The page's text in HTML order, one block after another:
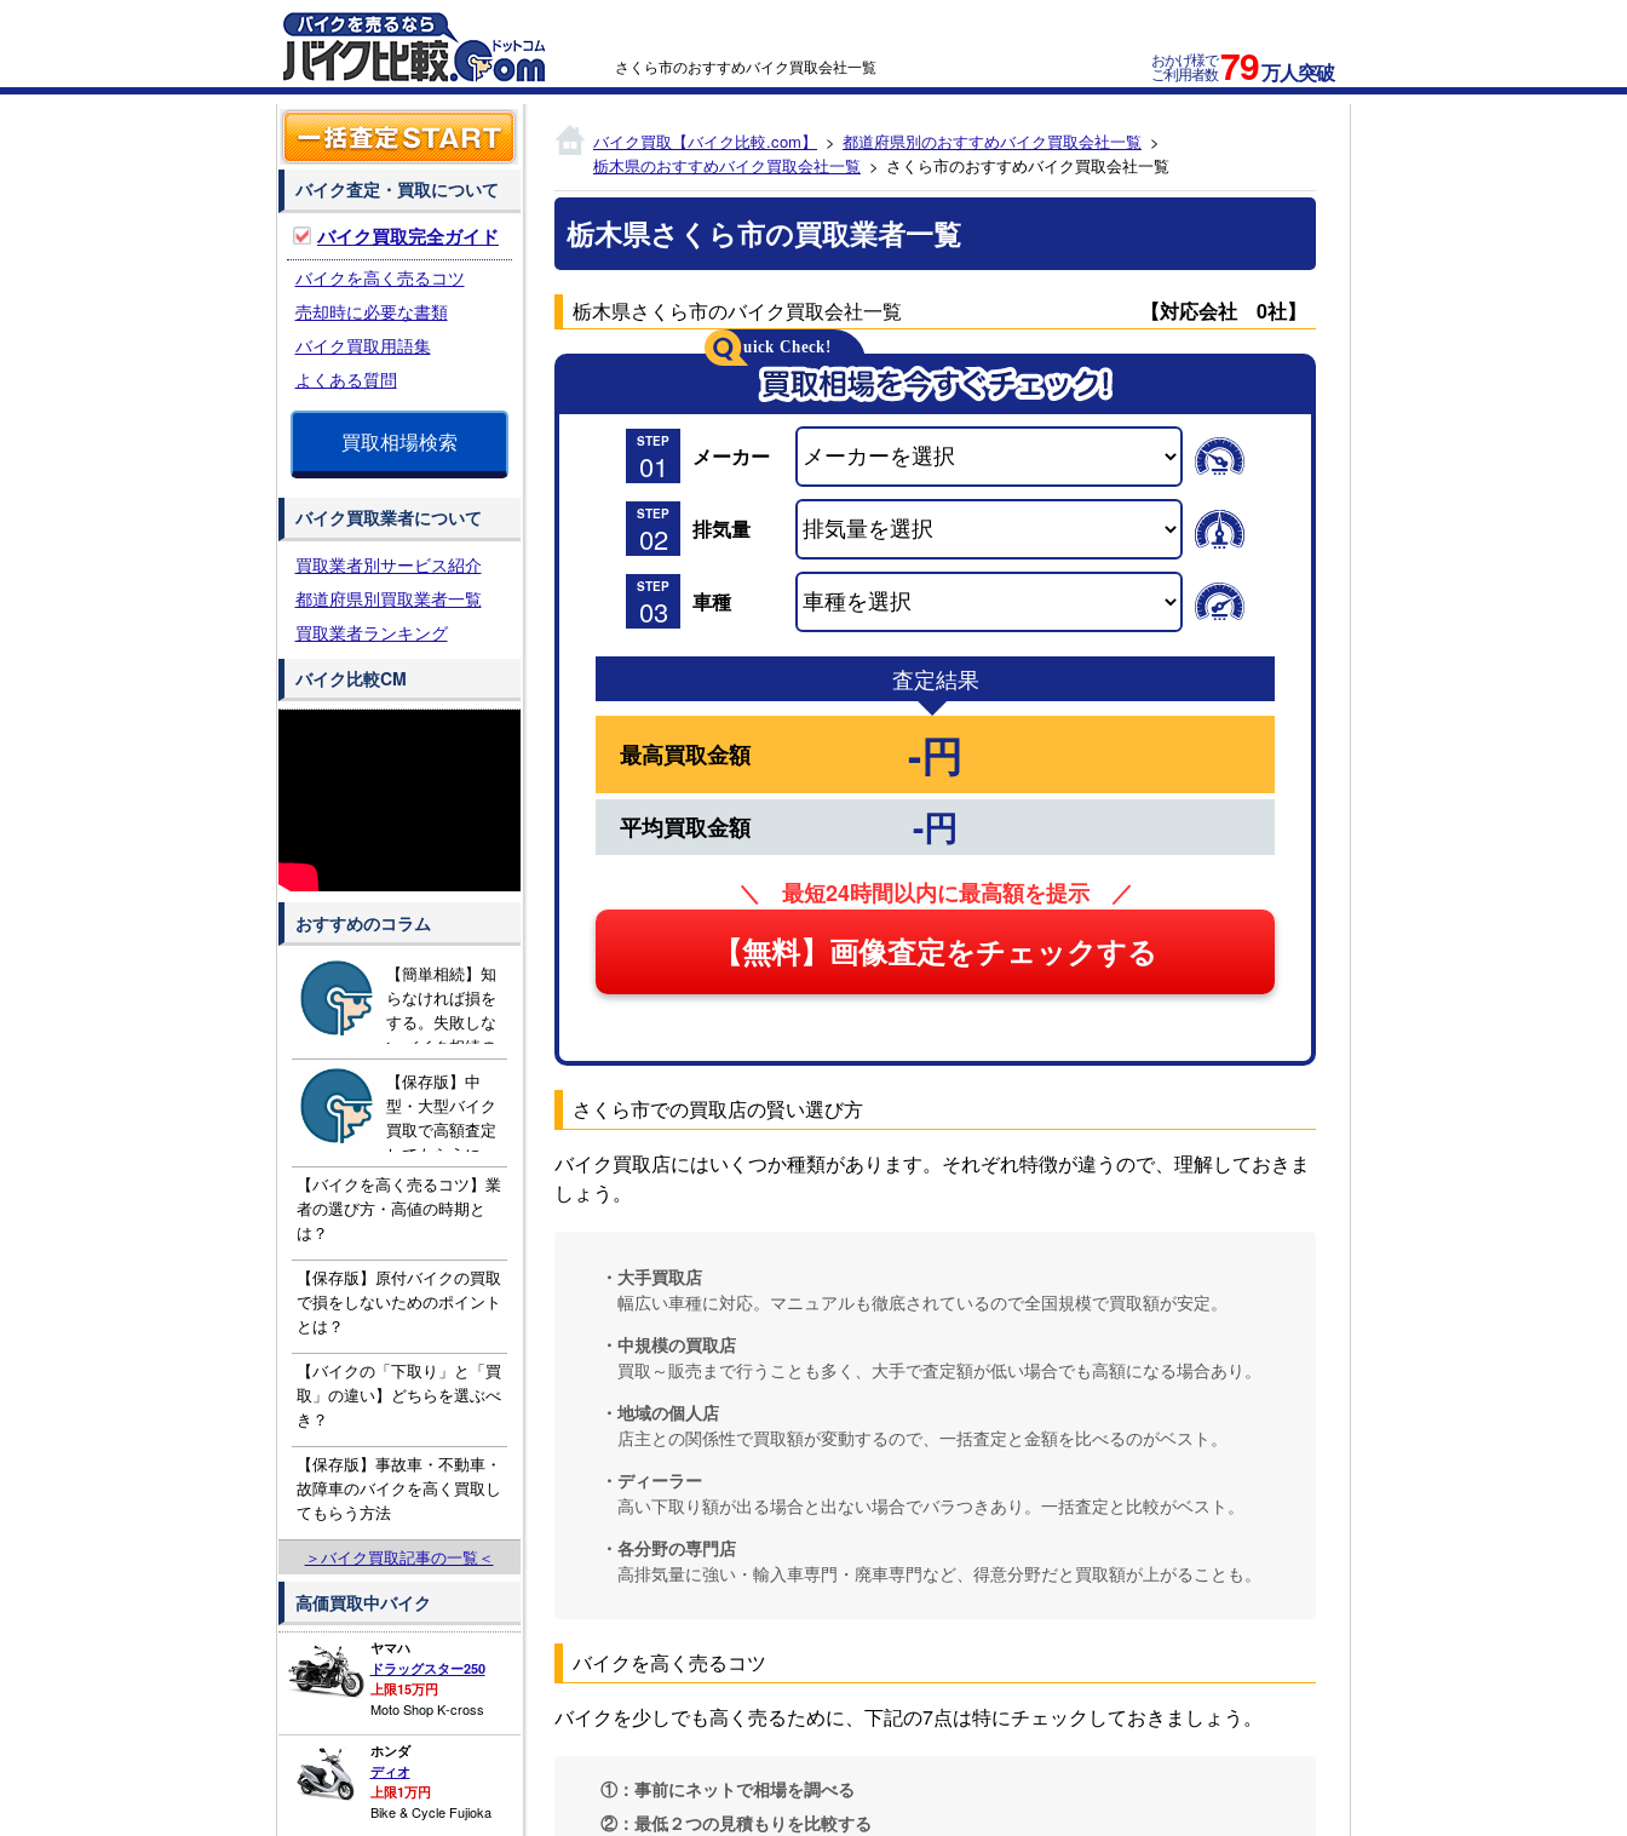
さくら市のおすすめバイク買取会社一覧 おかげ様で
ご利用者数79万人突破
バイク買取【バイク比較.com】
都道府県別のおすすめバイク買取会社一覧
栃木県のおすすめバイク買取会社一覧
さくら市のおすすめバイク買取会社一覧
栃木県さくら市の買取業者一覧
栃木県さくら市のバイク買取会社一覧 【対応会社 0社】
STEP
01 メーカー
STEP
02 排気量
STEP
03 車種
査定結果
最高買取金額 -円
平均買取金額 -円
＼ 最短24時間以内に最高額を提示 ／
【無料】画像査定をチェックする
さくら市での買取店の賢い選び方
バイク買取店にはいくつか種類があります。それぞれ特徴が違うので、理解しておきま
しょう。
・大手買取店
幅広い車種に対応。マニュアルも徹底されているので全国規模で買取額が安定。
・中規模の買取店
買取～販売まで行うことも多く、大手で査定額が低い場合でも高額になる場合あり。
・地域の個人店
店主との関係性で買取額が変動するので、一括査定と金額を比べるのがベスト。
・ディーラー
高い下取り額が出る場合と出ない場合でバラつきあり。一括査定と比較がベスト。
・各分野の専門店
高排気量に強い・輸入車専門・廃車専門など、得意分野だと買取額が上がることも。
バイクを高く売るコツ
バイクを少しでも高く売るために、下記の7点は特にチェックしておきましょう。
①：事前にネットで相場を調べる
②：最低２つの見積もりを比較する
バイク査定・買取について
バイク買取完全ガイド
バイクを高く売るコツ
売却時に必要な書類
バイク買取用語集
よくある質問
買取相場検索
バイク買取業者について
買取業者別サービス紹介
都道府県別買取業者一覧
買取業者ランキング
バイク比較CM
おすすめのコラム
【簡単相続】知
らなければ損を
する。失敗しな
いバイク相続の
方法とは？
【保存版】中
型・大型バイク
買取で高額査定
してもらうに
は！？知ってお
きたい３つの知
【バイクを高く売るコツ】業
者の選び方・高値の時期と
は？
【保存版】原付バイクの買取
で損をしないためのポイント
とは？
【バイクの「下取り」と「買
取」の違い】どちらを選ぶべ
き？
【保存版】事故車・不動車・
故障車のバイクを高く買取し
てもらう方法
＞バイク買取記事の一覧＜
高価買取中バイク
ヤマハ
ドラッグスター250
上限15万円
Moto Shop K-cross
ホンダ
ディオ
上限1万円
Bike & Cycle Fujioka